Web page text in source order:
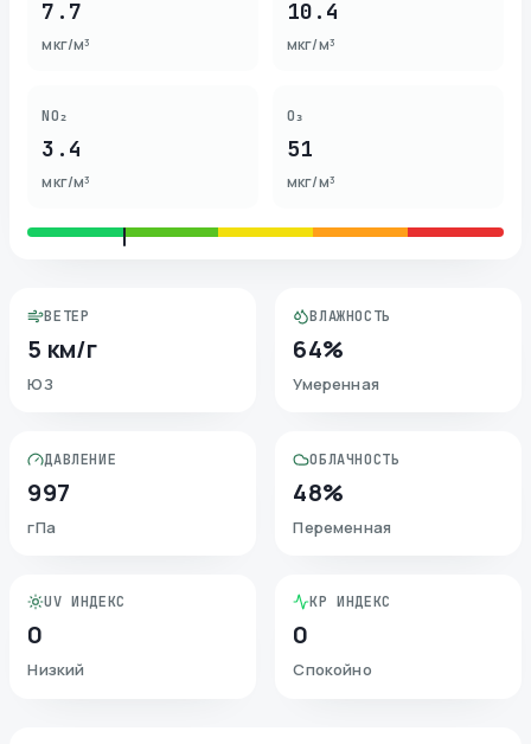
7.7
мкг/м³
10.4
мкг/м³
NO₂
3.4
мкг/м³
O₃
51
мкг/м³
ВЕТЕР
5 км/г
ЮЗ
ВЛАЖНОСТЬ
64%
Умеренная
ДАВЛЕНИЕ
997
гПа
ОБЛАЧНОСТЬ
48%
Переменная
UV ИНДЕКС
0
Низкий
KP ИНДЕКС
0
Спокойно